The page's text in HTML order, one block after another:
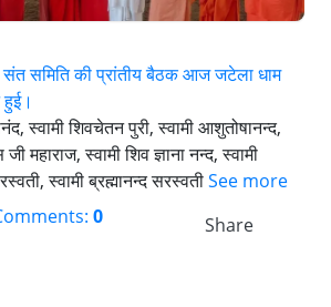
समिति की प्रांतीय बैठक आज जटेला धाम
स्वामी शिवचेतन पुरी, स्वामी आशुतोषानन्द,
महाराज, स्वामी शिव ज्ञाना नन्द, स्वामी
स्वामी ब्रह्मानन्द सरस्वतीSee more
0 Share